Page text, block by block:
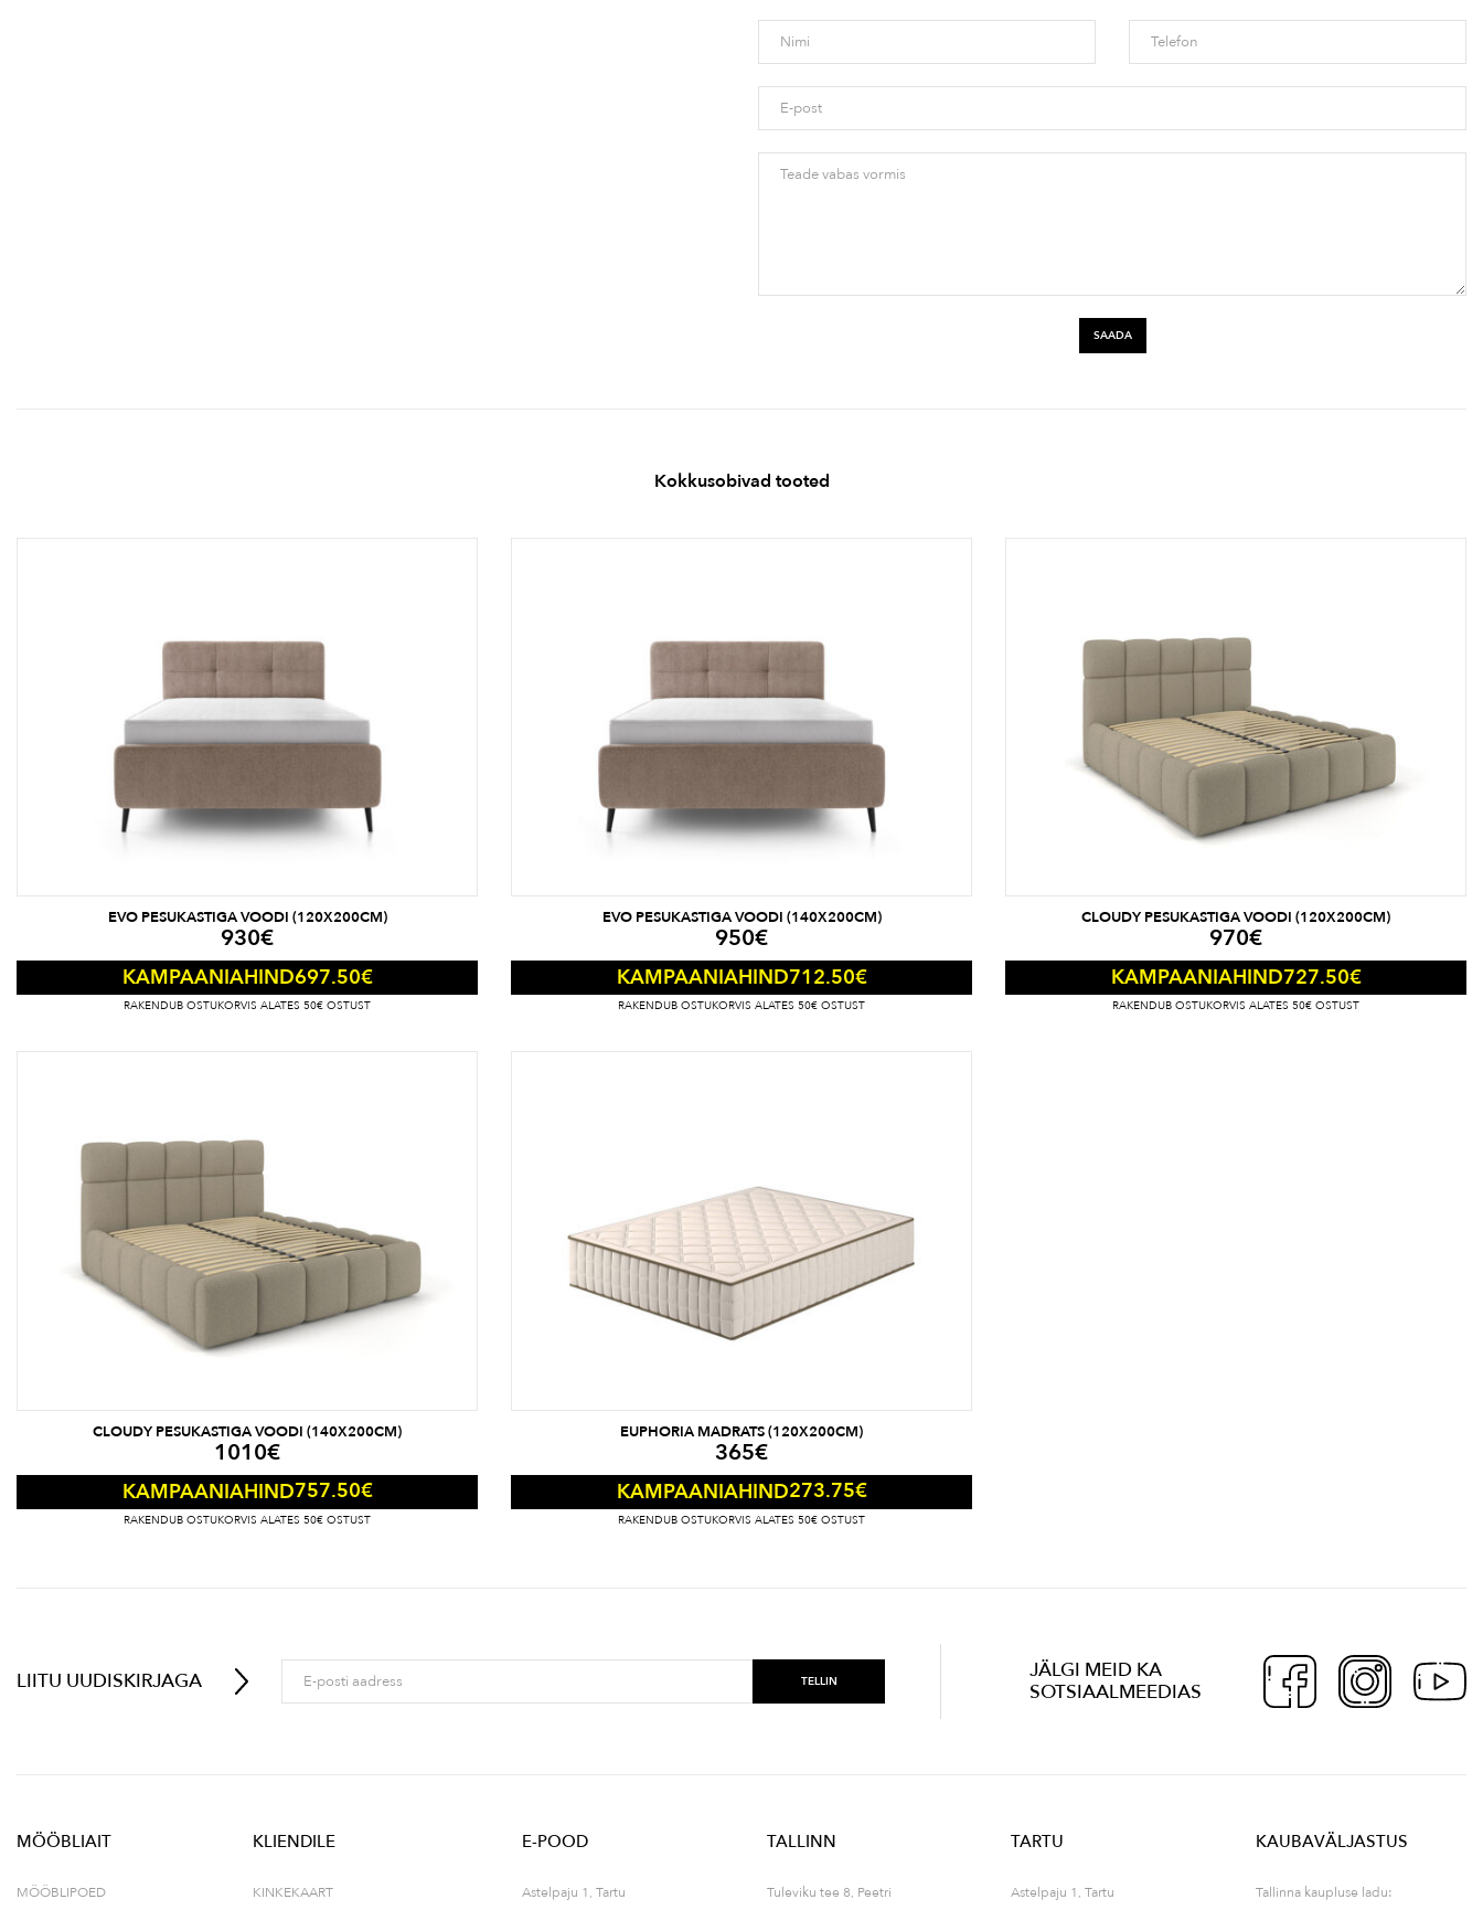
Kokkusobivad tooted
EVO PESUKASTIGA VOODI (120X200CM)
930€
KAMPAANIAHIND697.50€
RAKENDUB OSTUKORVIS ALATES 50€ OSTUST
EVO PESUKASTIGA VOODI (140X200CM)
950€
KAMPAANIAHIND712.50€
RAKENDUB OSTUKORVIS ALATES 50€ OSTUST
CLOUDY PESUKASTIGA VOODI (120X200CM)
970€
KAMPAANIAHIND727.50€
RAKENDUB OSTUKORVIS ALATES 50€ OSTUST
CLOUDY PESUKASTIGA VOODI (140X200CM)
1010€
KAMPAANIAHIND757.50€
RAKENDUB OSTUKORVIS ALATES 50€ OSTUST
EUPHORIA MADRATS (120X200CM)
365€
KAMPAANIAHIND273.75€
RAKENDUB OSTUKORVIS ALATES 50€ OSTUST
LIITU UUDISKIRJAGA
JÄLGI MEID KA
SOTSIAALMEEDIAS
MÖÖBLIAIT
MÖÖBLIPOED
KLIENDILE
KINKEKAART
E-POOD
Astelpaju 1, Tartu
TALLINN
Tuleviku tee 8, Peetri
TARTU
Astelpaju 1, Tartu
KAUBAVÄLJASTUS
Tallinna kaupluse ladu: